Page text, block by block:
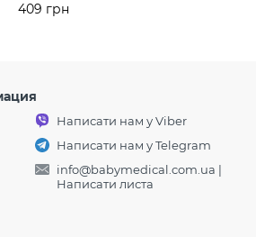
409 грн
Написати нам у Viber
Написати нам у Telegram
info@babymedical.com.ua |
Написати листа